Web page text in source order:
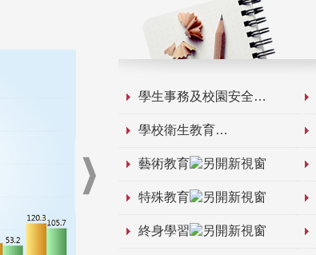
學生事務及校園安全
學校衛生教育
藝術教育
特殊教育
終身學習